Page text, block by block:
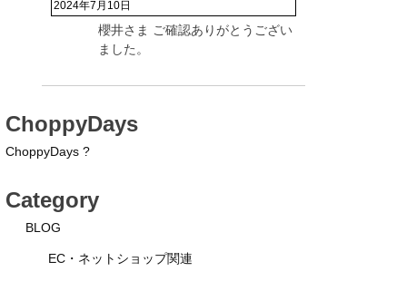
2024年7月10日
櫻井さま ご確認ありがとうござい
ました。
ChoppyDays
ChoppyDays ?
Category
BLOG
EC・ネットショップ関連